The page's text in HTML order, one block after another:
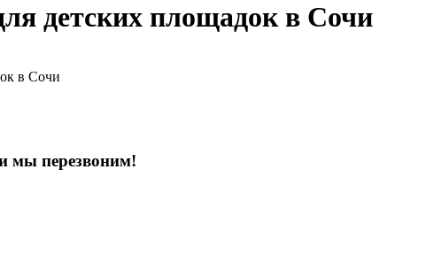
детских площадок в Сочи
в Сочи
мы перезвоним!